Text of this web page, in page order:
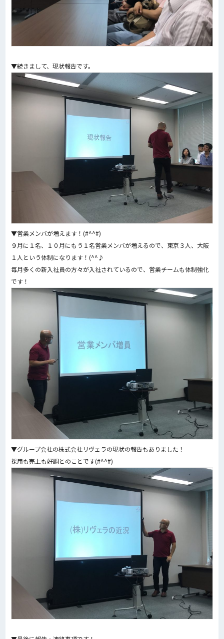
▼続きまして、現状報告です。
▼営業メンバが増えます！(#^^#)
９月に１名、１０月にもう１名営業メンバが増えるので、東京３人、大阪
１人という体制になります！(^^♪
毎月多くの新入社員の方々が入社されているので、営業チームも体制強化
です！
▼グループ会社の株式会社リヴェラの現状の報告もありました！
採用も売上も好調とのことです(#^^#)